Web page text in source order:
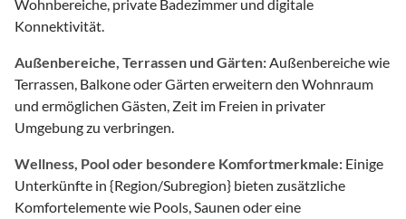
Wohnbereiche, private Badezimmer und digitale
Konnektivität.
Außenbereiche, Terrassen und Gärten:Außenbereiche wie
Terrassen, Balkone oder Gärten erweitern den Wohnraum
und ermöglichen Gästen, Zeit im Freien in privater
Umgebung zu verbringen.
Wellness, Pool oder besondere Komfortmerkmale: Einige
Unterkünfte in {Region/Subregion} bieten zusätzliche
Komfortelemente wie Pools, Saunen oder eine